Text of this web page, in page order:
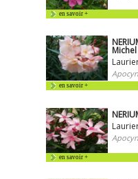
en savoir +
Michel
en savoir +
en savoir +